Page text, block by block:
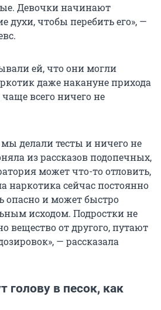
Девочки начинают
духи, чтобы перебить его», —
ей, что они могли
даже накануне прихода
всего ничего не
мы делали тесты и ничего не
из рассказов подопечных,
может что-то отловить,
наркотика сейчас постоянно
опасно и может быстро
исходом. Подростки не
вещество от другого, путают
— рассказала
голову в песок, как